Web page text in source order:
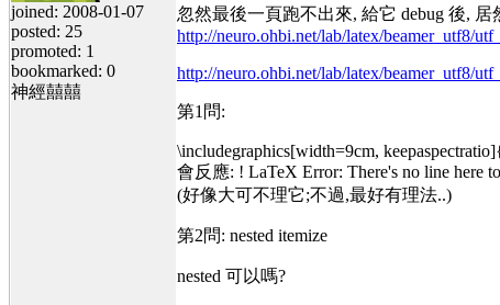
joined: 2008-01-07
posted: 25
promoted: 1
bookmarked: 0
神經囍囍
忽然最後一頁跑不出來, 給它 debug 後, 居
http://neuro.ohbi.net/lab/latex/beamer_utf8/
http://neuro.ohbi.net/lab/latex/beamer_utf8/
第1問:
\includegraphics[width=9cm,
會反應: ! LaTeX Error: There's no line here
(好像大可不理它;不過,最好有理法..)
第2問: nested itemize
nested 可以嗎?